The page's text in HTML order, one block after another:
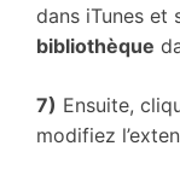
dans iTunes et
bibliothèque
7) Ensuite,
modifiez